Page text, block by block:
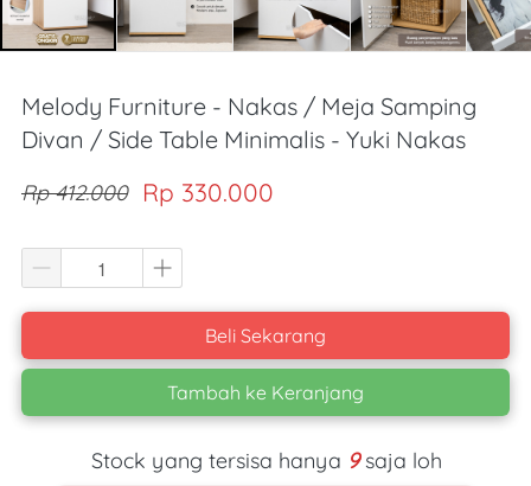
Melody Furniture - Nakas / Meja Samping
Divan / Side Table Minimalis - Yuki Nakas
Rp 412.000 Rp 330.000
`Beli Sekarang
`Tambah ke Keranjang
Stock yang tersisa hanya 9 saja loh